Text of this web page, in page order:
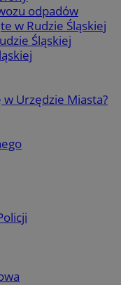
odpadów
w Rudzie Śląskiej
Śląskiej
w Urzędzie Miasta?